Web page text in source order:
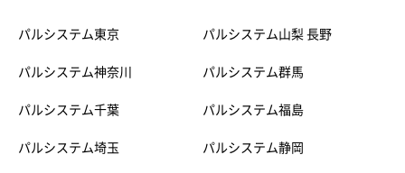
パルシステム東京
パルシステム神奈川
パルシステム千葉
パルシステム埼玉
パルシステム山梨 長野
パルシステム群馬
パルシステム福島
パルシステム静岡